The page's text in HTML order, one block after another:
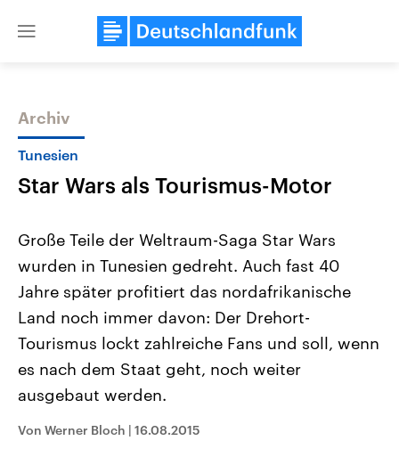
Close
Themen
Landtagswahl Sachsen-Anhalt
2026
Alle Informationen
Sachsen-Anhalt wählt am 6.
September 2026 einen neuen
Landtag. Seit 2021 wird das
Bundesland von einer Koalition aus
Umfragen, Prognosen,
Wahlprogramme, aktuelle Berichte
USA
Aktuelle Beiträge,
Hintergründe
Wirtschaftlich und
gehören die Vereinigten
Archiv
Tunesien
Star Wars als Tourismus-Motor
Große Teile der Weltraum-Saga Star Wars
wurden in Tunesien gedreht. Auch fast 40
Jahre später profitiert das nordafrikanische
Land noch immer davon: Der Drehort-
Tourismus lockt zahlreiche Fans und soll, wenn
es nach dem Staat geht, noch weiter
ausgebaut werden.
Von Werner Bloch | 16.08.2015